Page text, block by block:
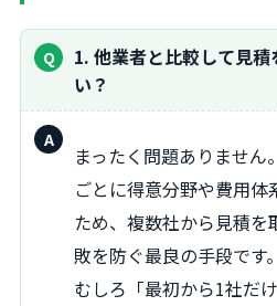
1. 他業者と比較して見積を依頼しても問題な
い？
答：
まったく問題ありませ
ごとに得意分野や費用体
ため、複数社から見積
敗を防ぐ最良の手段です。
むしろ「最初から1社だ